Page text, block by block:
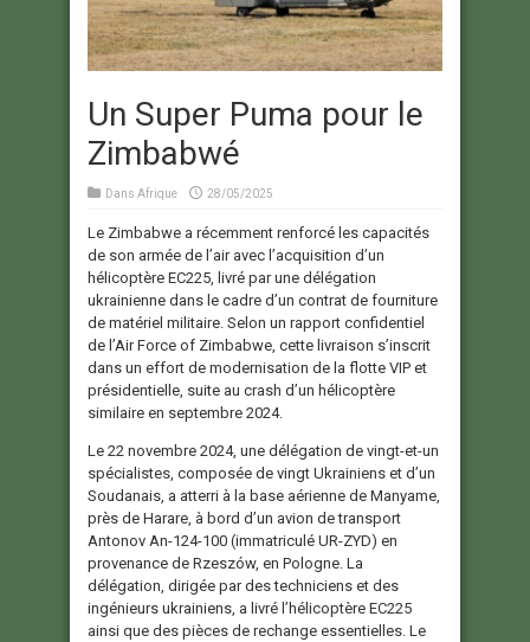
Un Super Puma pour le
Zimbabwé
Dans Afrique 28/05/2025
Le Zimbabwe a récemment renforcé les capacités
de son armée de l’air avec l’acquisition d’un
hélicoptère EC225, livré par une délégation
ukrainienne dans le cadre d’un contrat de fourniture
de matériel militaire. Selon un rapport confidentiel
de l’Air Force of Zimbabwe, cette livraison s’inscrit
dans un effort de modernisation de la flotte VIP et
présidentielle, suite au crash d’un hélicoptère
similaire en septembre 2024.
Le 22 novembre 2024, une délégation de vingt-et-un
spécialistes, composée de vingt Ukrainiens et d’un
Soudanais, a atterri à la base aérienne de Manyame,
près de Harare, à bord d’un avion de transport
Antonov An-124-100 (immatriculé UR-ZYD) en
provenance de Rzeszów, en Pologne. La
délégation, dirigée par des techniciens et des
ingénieurs ukrainiens, a livré l’hélicoptère EC225
ainsi que des pièces de rechange essentielles. Le